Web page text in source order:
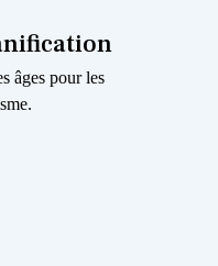
âges pour les